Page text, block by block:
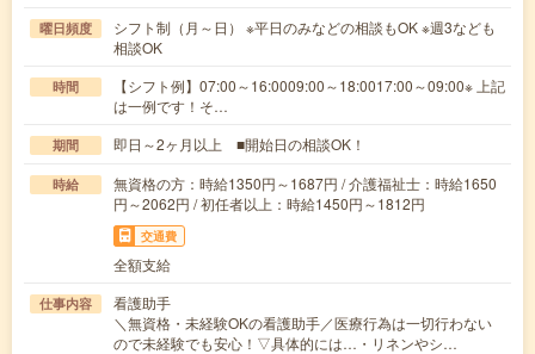
曜日頻度
シフト制（月～日） ※平日のみなどの相談もOK ※週3なども
相談OK
時間
【シフト例】07:00～16:0009:00～18:0017:00～09:00※ 上記
は一例です！そ…
期間 即日～2ヶ月以上 ■開始日の相談OK！
時給
無資格の方：時給1350円～1687円 / 介護福祉士：時給1650
円～2062円 / 初任者以上：時給1450円～1812円
交通費
全額支給
仕事内容
看護助手
＼無資格・未経験OKの看護助手／医療行為は一切行わない
ので未経験でも安心！▽具体的には…・リネンやシ…